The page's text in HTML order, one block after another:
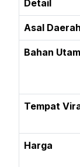
Detail
Asal Daerah
Bahan
Tempat
Harga